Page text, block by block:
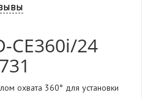
CE360i/24
охвата 360° для установки